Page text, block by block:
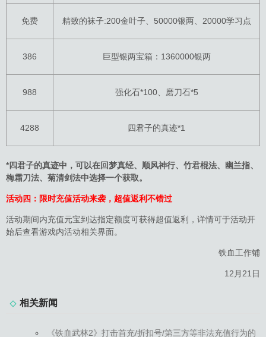
免费 精致的袜子:200金叶子、50000银两、20000学习点
386 巨型银两宝箱：1360000银两
988 强化石*100、磨刀石*5
4288 四君子的真迹*1
*四君子的真迹中，可以在回梦真经、顺风神行、竹君棍法、幽兰指、
梅霜刀法、菊清剑法中选择一个获取。
活动四：限时充值活动来袭，超值返利不错过
活动期间内充值元宝到达指定额度可获得超值返利，详情可于活动开
始后查看游戏内活动相关界面。
铁血工作铺
12月21日
相关新闻
《铁血武林2》打击首充/折扣号/第三方等非法充值行为的